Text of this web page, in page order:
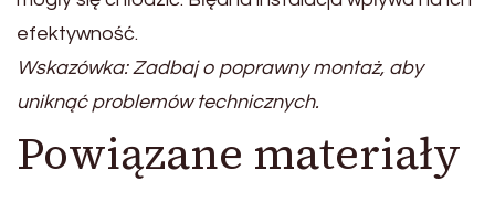
efektywność.
Wskazówka: Zadbaj o poprawny montaż, aby
uniknąć problemów technicznych.
Powiązane materiały